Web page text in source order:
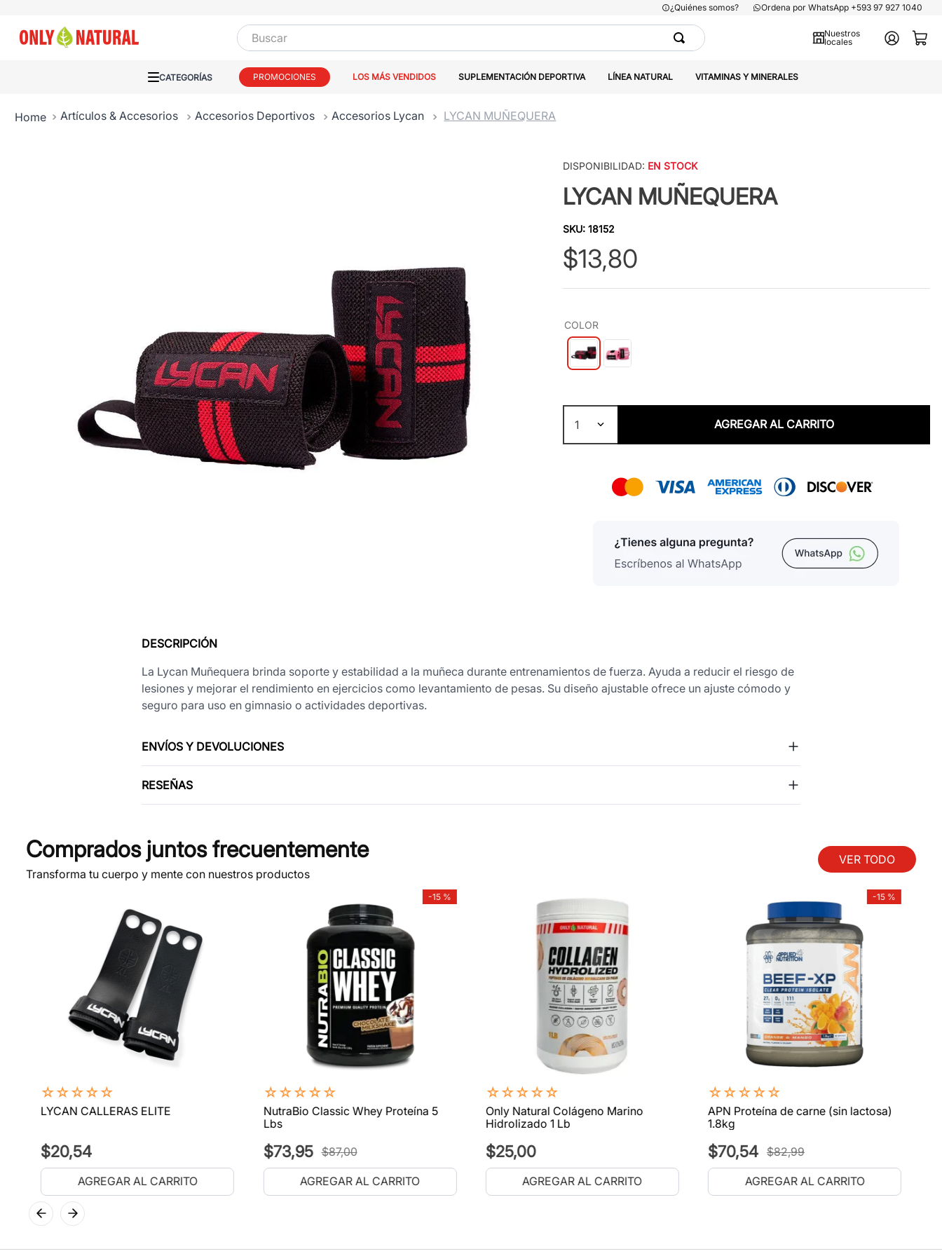
¿Quiénes somos? Ordena por WhatsApp +593 97 927 1040
Buscar
Nuestros
locales
PROMOCIONES LOS MÁS VENDIDOS SUPLEMENTACIÓN DEPORTIVA LÍNEA NATURAL VITAMINAS Y MINERALES
Artículos & Accesorios Accesorios Deportivos Accesorios Lycan LYCAN MUÑEQUERA
DISPONIBILIDAD: EN STOCK
LYCAN MUÑEQUERA
SKU: 18152
$13,80
COLOR
1 AGREGAR AL CARRITO
DESCRIPCIÓN
La Lycan Muñequera brinda soporte y estabilidad a la muñeca durante entrenamientos de fuerza. Ayuda a reducir el riesgo de
lesiones y mejorar el rendimiento en ejercicios como levantamiento de pesas. Su diseño ajustable ofrece un ajuste cómodo y
seguro para uso en gimnasio o actividades deportivas.
ENVÍOS Y DEVOLUCIONES
RESEÑAS
Comprados juntos frecuentemente
Transforma tu cuerpo y mente con nuestros productos
VER TODO
☆☆☆☆☆
LYCAN CALLERAS ELITE
$20,54
AGREGAR AL CARRITO
-15 %
☆☆☆☆☆
NutraBio Classic Whey Proteína 5
Lbs
$73,95 $87,00
AGREGAR AL CARRITO
☆☆☆☆☆
Only Natural Colágeno Marino
Hidrolizado 1 Lb
$25,00
AGREGAR AL CARRITO
-15 %
☆☆☆☆☆
APN Proteína de carne (sin lactosa)
1.8kg
$70,54 $82,99
AGREGAR AL CARRITO